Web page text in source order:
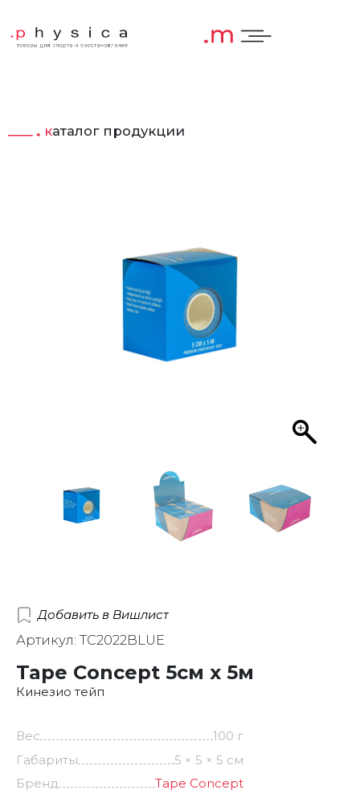
каталог продукции
Добавить в Вишлист
Артикул: TC2022BLUE
Tape Concept 5см х 5м
Кинезио тейп
Вес
100 г
Габариты
5 × 5 × 5 см
Бренд
Tape Concept